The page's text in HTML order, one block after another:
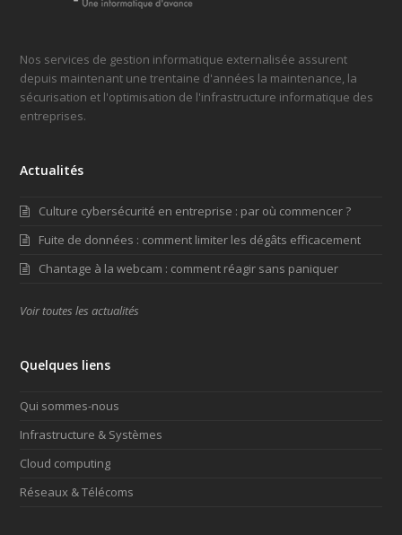
Nos services de gestion informatique externalisée assurent
depuis maintenant une trentaine d'années la maintenance, la
sécurisation et l'optimisation de l'infrastructure informatique des
entreprises.
Actualités
Culture cybersécurité en entreprise : par où commencer ?
Fuite de données : comment limiter les dégâts efficacement
Chantage à la webcam : comment réagir sans paniquer
Voir toutes les actualités
Quelques liens
Qui sommes-nous
Infrastructure & Systèmes
Cloud computing
Réseaux & Télécoms